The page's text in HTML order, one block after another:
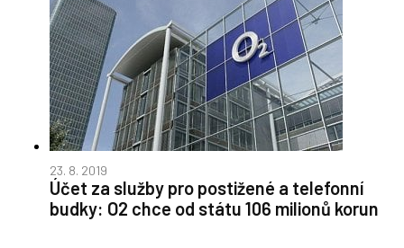
23. 8. 2019
Účet za služby pro postižené a telefonní
budky: O2 chce od státu 106 milionů korun